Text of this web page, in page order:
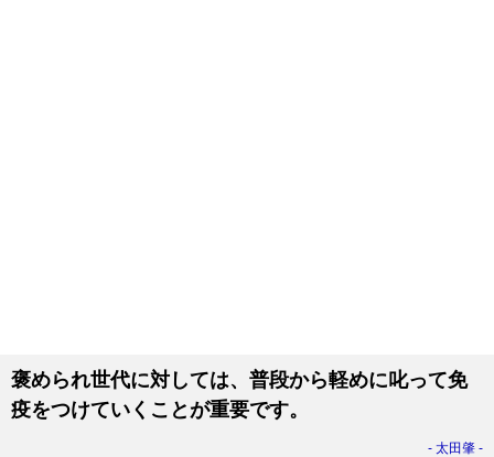
褒められ世代に対しては、普段から軽めに叱って免
疫をつけていくことが重要です。
太田肇